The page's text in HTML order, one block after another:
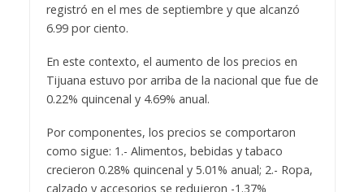
registró en el mes de septiembre y que alcanzó
6.99 por ciento.
En este contexto, el aumento de los precios en
Tijuana estuvo por arriba de la nacional que fue de
0.22% quincenal y 4.69% anual.
Por componentes, los precios se comportaron
como sigue: 1.- Alimentos, bebidas y tabaco
crecieron 0.28% quincenal y 5.01% anual; 2.- Ropa,
calzado y accesorios se redujeron -1.37%